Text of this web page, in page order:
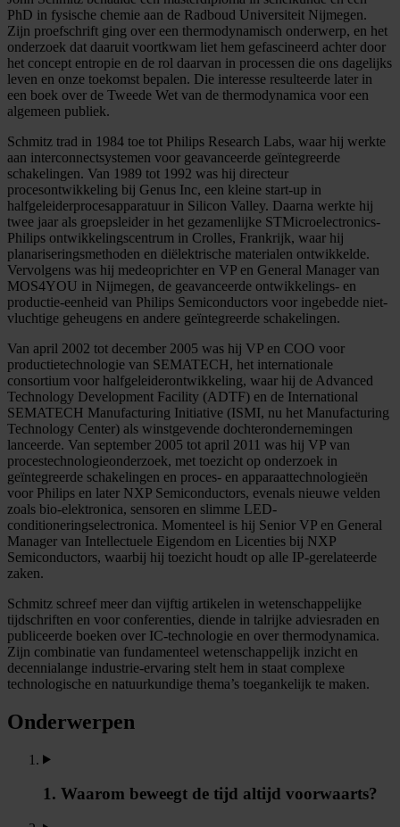
PhD in fysische chemie aan de Radboud Universiteit Nijmegen.
Zijn proefschrift ging over een thermodynamisch onderwerp, en het
onderzoek dat daaruit voortkwam liet hem gefascineerd achter door
het concept entropie en de rol daarvan in processen die ons dagelijks
leven en onze toekomst bepalen. Die interesse resulteerde later in
een boek over de Tweede Wet van de thermodynamica voor een
algemeen publiek.
Schmitz trad in 1984 toe tot Philips Research Labs, waar hij werkte
aan interconnectsystemen voor geavanceerde geïntegreerde
schakelingen. Van 1989 tot 1992 was hij directeur
procesontwikkeling bij Genus Inc, een kleine start-up in
halfgeleiderprocesapparatuur in Silicon Valley. Daarna werkte hij
twee jaar als groepsleider in het gezamenlijke STMicroelectronics-
Philips ontwikkelingscentrum in Crolles, Frankrijk, waar hij
planariseringsmethoden en diëlektrische materialen ontwikkelde.
Vervolgens was hij medeoprichter en VP en General Manager van
MOS4YOU in Nijmegen, de geavanceerde ontwikkelings- en
productie-eenheid van Philips Semiconductors voor ingebedde niet-
vluchtige geheugens en andere geïntegreerde schakelingen.
Van april 2002 tot december 2005 was hij VP en COO voor
productietechnologie van SEMATECH, het internationale
consortium voor halfgeleiderontwikkeling, waar hij de Advanced
Technology Development Facility (ADTF) en de International
SEMATECH Manufacturing Initiative (ISMI, nu het Manufacturing
Technology Center) als winstgevende dochterondernemingen
lanceerde. Van september 2005 tot april 2011 was hij VP van
procestechnologieonderzoek, met toezicht op onderzoek in
geïntegreerde schakelingen en proces- en apparaattechnologieën
voor Philips en later NXP Semiconductors, evenals nieuwe velden
zoals bio-elektronica, sensoren en slimme LED-
conditioneringselectronica. Momenteel is hij Senior VP en General
Manager van Intellectuele Eigendom en Licenties bij NXP
Semiconductors, waarbij hij toezicht houdt op alle IP-gerelateerde
zaken.
Schmitz schreef meer dan vijftig artikelen in wetenschappelijke
tijdschriften en voor conferenties, diende in talrijke adviesraden en
publiceerde boeken over IC-technologie en over thermodynamica.
Zijn combinatie van fundamenteel wetenschappelijk inzicht en
decennialange industrie-ervaring stelt hem in staat complexe
technologische en natuurkundige thema’s toegankelijk te maken.
Onderwerpen
1. Waarom beweegt de tijd altijd voorwaarts?